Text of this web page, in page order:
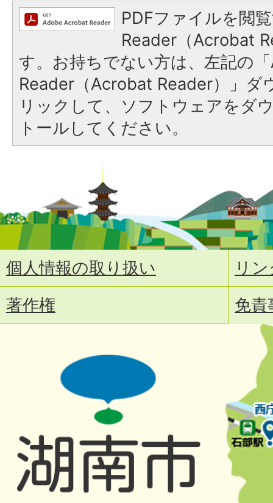
PDFファイルを閲
Reader（Acrobat
す。お持ちでない方は、左記の
Reader（Acrobat Reader）」ダ
リックして、ソフトウェアをダ
トールしてください。
個人情報の取り扱い
リ
著作権
免責